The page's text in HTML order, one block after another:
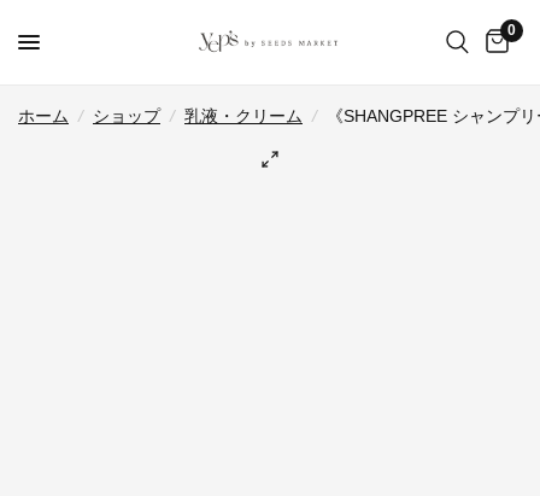
0
ホーム / ショップ / 乳液・クリーム / 《SHANGPREE シャンプ